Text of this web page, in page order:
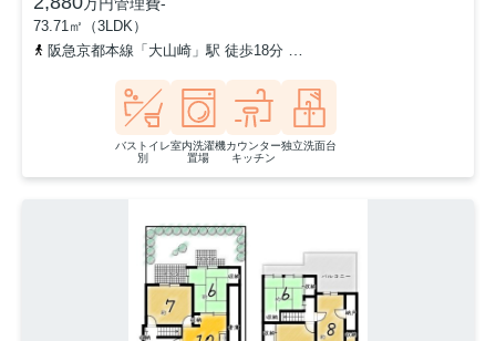
万円管理費-
73.71㎡（3LDK）
阪急京都本線「大山崎」駅 徒歩18分
バストイレ
別
室内洗濯機
置場
カウンター
キッチン
独立洗面台